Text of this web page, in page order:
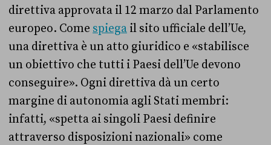
direttiva approvata il 12 marzo dal Parlamento
europeo. Come spiega il sito ufficiale dell’Ue,
una direttiva è un atto giuridico e «stabilisce
un obiettivo che tutti i Paesi dell’Ue devono
conseguire». Ogni direttiva dà un certo
margine di autonomia agli Stati membri:
infatti, «spetta ai singoli Paesi definire
attraverso disposizioni nazionali» come